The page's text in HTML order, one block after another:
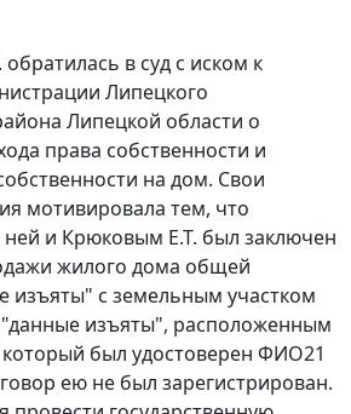
в суд с иском к
Липецкого
Липецкой области о
права собственности и
на дом. Свои
мотивировала тем, что
и Крюковым Е.Т. был заключен
жилого дома общей
с земельным участком
изъяты", расположенным
который был удостоверен ФИО21
ею не был зарегистрирован.